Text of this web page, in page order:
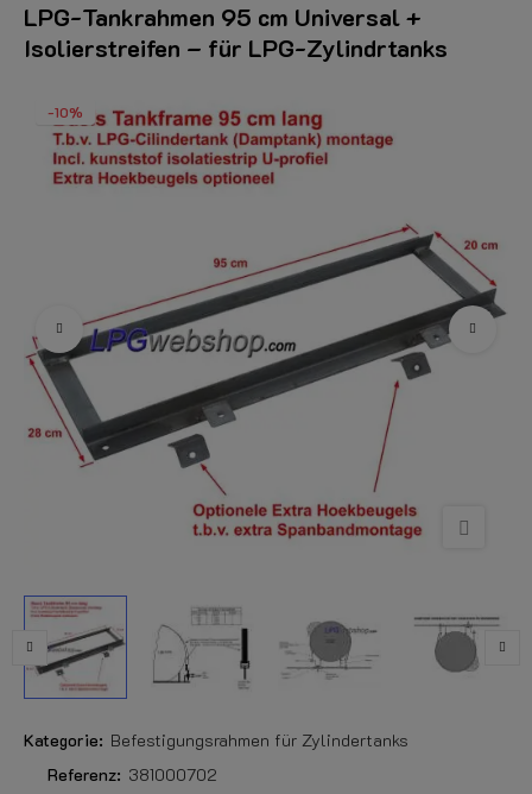
LPG-Tankrahmen 95 cm Universal +
Isolierstreifen – für LPG-Zylindrtanks
-10%
Kategorie: Befestigungsrahmen für Zylindertanks
Referenz: 381000702